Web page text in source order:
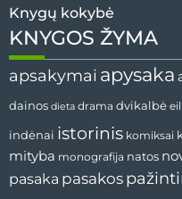
Knygų kokybė
KNYGOS ŽYMA
apsakymai apysaka
dainos dieta drama dvikalbė
indėnai istorinis komiksai
mityba monografija natos
pasaka pasakos